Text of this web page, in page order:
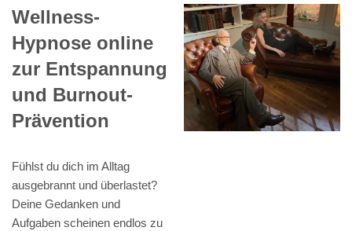
Wellness-
Hypnose online
zur Entspannung
und Burnout-
Prävention
Fühlst du dich im Alltag
ausgebrannt und überlastet?
Deine Gedanken und
Aufgaben scheinen endlos zu